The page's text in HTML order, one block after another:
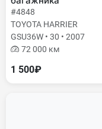
#4848
TOYOTA HARRIER
GSU36W • 30 • 2007
72 000 км
1 500₽